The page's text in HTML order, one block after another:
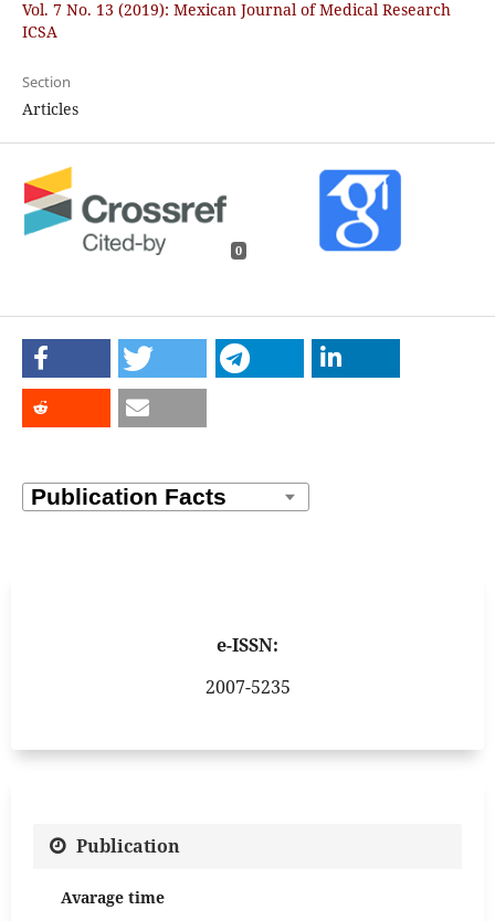
Vol. 7 No. 13 (2019): Mexican Journal of Medical Research
ICSA
Section
Articles
0
e-ISSN:
2007-5235
Publication
Avarage time